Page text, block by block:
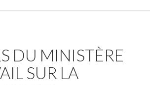
DU MINISTÈRE
SUR LA